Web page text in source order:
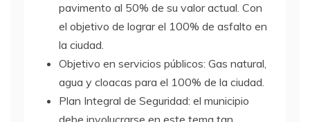
pavimento al 50% de su valor actual. Con
el objetivo de lograr el 100% de asfalto en
la ciudad.
Objetivo en servicios públicos: Gas natural,
agua y cloacas para el 100% de la ciudad.
Plan Integral de Seguridad: el municipio
debe involucrarse en este tema tan